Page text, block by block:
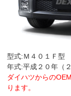
型式:Ｍ４０１Ｆ型
年式:平成２０年（
ダイハツからの
ります。